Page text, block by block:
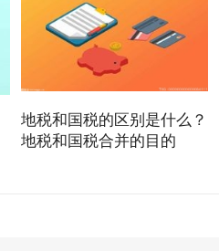
地税和国税的区别是什么？
地税和国税合并的目的